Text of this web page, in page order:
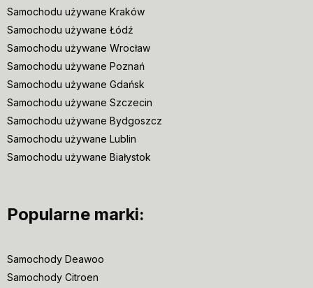
Samochodu używane Kraków
Samochodu używane Łódź
Samochodu używane Wrocław
Samochodu używane Poznań
Samochodu używane Gdańsk
Samochodu używane Szczecin
Samochodu używane Bydgoszcz
Samochodu używane Lublin
Samochodu używane Białystok
Popularne marki:
Samochody Deawoo
Samochody Citroen